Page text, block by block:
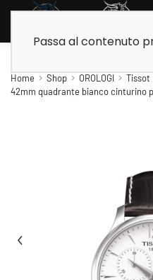
Passa al contenuto
Home Shop OROLOGI Tissot
42mm quadrante bianco cinturino